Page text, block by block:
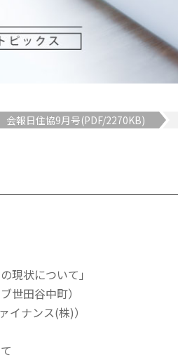
会報日住協9月号(PDF/2270KB)
現状について」
世田谷中町）
ナンス(株)）